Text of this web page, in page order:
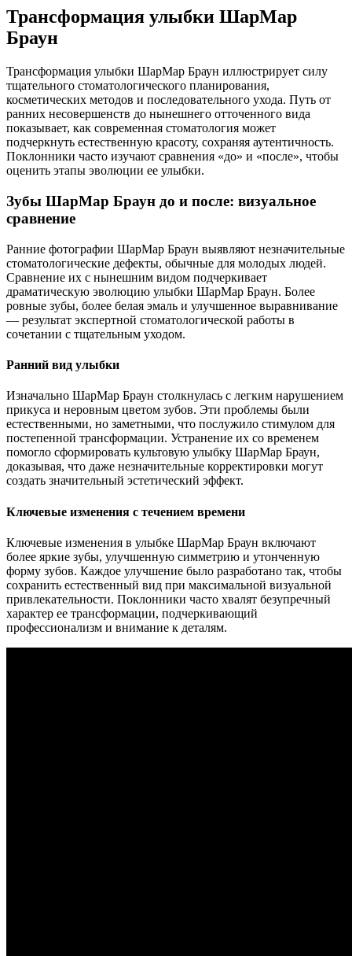
Трансформация улыбки ШарМар
Браун
Трансформация улыбки ШарМар Браун иллюстрирует силу
тщательного стоматологического планирования,
косметических методов и последовательного ухода. Путь от
ранних несовершенств до нынешнего отточенного вида
показывает, как современная стоматология может
подчеркнуть естественную красоту, сохраняя аутентичность.
Поклонники часто изучают сравнения «до» и «после», чтобы
оценить этапы эволюции ее улыбки.
Зубы ШарМар Браун до и после: визуальное
сравнение
Ранние фотографии ШарМар Браун выявляют незначительные
стоматологические дефекты, обычные для молодых людей.
Сравнение их с нынешним видом подчеркивает
драматическую эволюцию улыбки ШарМар Браун. Более
ровные зубы, более белая эмаль и улучшенное выравнивание
— результат экспертной стоматологической работы в
сочетании с тщательным уходом.
Ранний вид улыбки
Изначально ШарМар Браун столкнулась с легким нарушением
прикуса и неровным цветом зубов. Эти проблемы были
естественными, но заметными, что послужило стимулом для
постепенной трансформации. Устранение их со временем
помогло сформировать культовую улыбку ШарМар Браун,
доказывая, что даже незначительные корректировки могут
создать значительный эстетический эффект.
Ключевые изменения с течением времени
Ключевые изменения в улыбке ШарМар Браун включают
более яркие зубы, улучшенную симметрию и утонченную
форму зубов. Каждое улучшение было разработано так, чтобы
сохранить естественный вид при максимальной визуальной
привлекательности. Поклонники часто хвалят безупречный
характер ее трансформации, подчеркивающий
профессионализм и внимание к деталям.